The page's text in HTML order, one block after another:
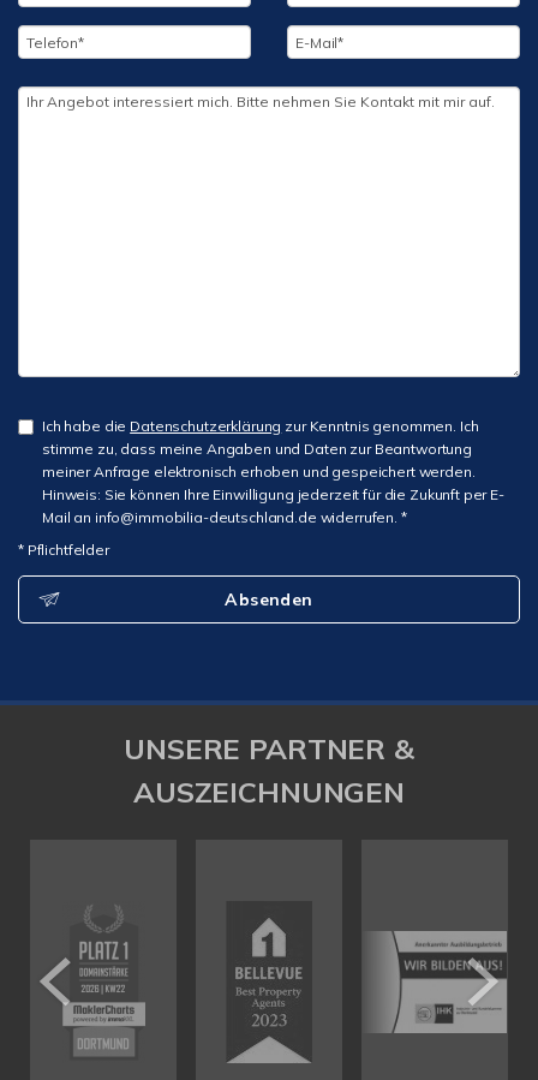
Ich habe die Datenschutzerklärung zur Kenntnis genommen. Ich
stimme zu, dass meine Angaben und Daten zur Beantwortung
meiner Anfrage elektronisch erhoben und gespeichert werden.
Hinweis: Sie können Ihre Einwilligung jederzeit für die Zukunft per E-
Mail an info@immobilia-deutschland.de widerrufen. *
* Pflichtfelder
Absenden
UNSERE PARTNER &
AUSZEICHNUNGEN